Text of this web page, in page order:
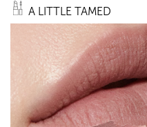
A LITTLE TAMED